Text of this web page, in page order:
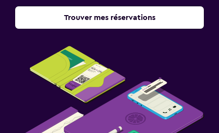
Trouver mes réservations